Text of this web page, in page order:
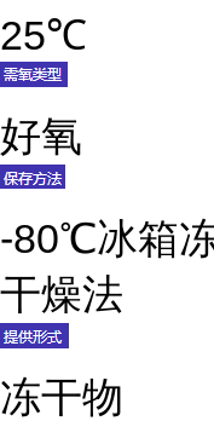
25℃
好氧
-80℃冰箱
干燥法
冻干物